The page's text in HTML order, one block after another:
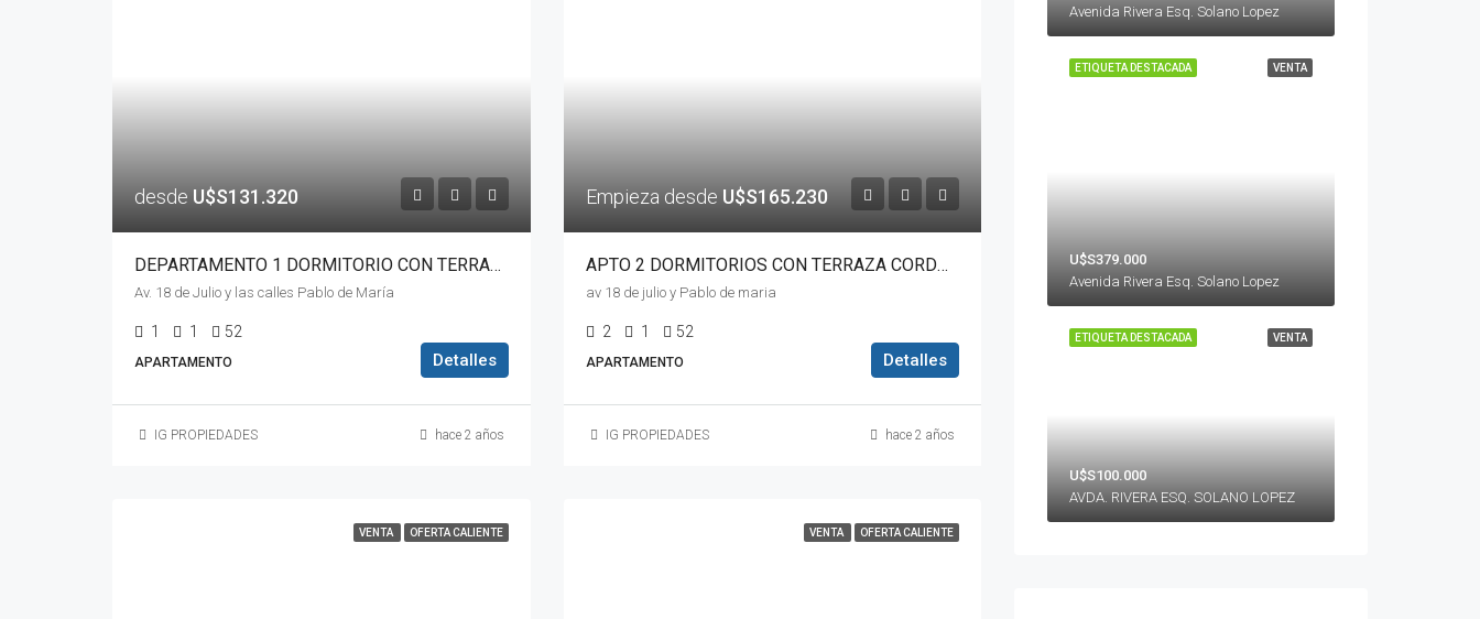
desde U$S131.320
DEPARTAMENTO 1 DORMITORIO CON TERRAZA EN CORDON EXCELENTE UBICACION
Av. 18 de Julio y las calles Pablo de María
1 1 52
APARTAMENTO Detalles
IG PROPIEDADES hace 2 años
Empieza desde U$S165.230
APTO 2 DORMITORIOS CON TERRAZA CORDON
av 18 de julio y Pablo de maria
2 1 52
APARTAMENTO Detalles
IG PROPIEDADES hace 2 años
VENTA OFERTA CALIENTE VENTA OFERTA CALIENTE
Avenida Rivera Esq. Solano Lopez
VENTA
ETIQUETA DESTACADA
U$S379.000
Avenida Rivera Esq. Solano Lopez
VENTA
ETIQUETA DESTACADA
U$S100.000
AVDA. RIVERA ESQ. SOLANO LOPEZ